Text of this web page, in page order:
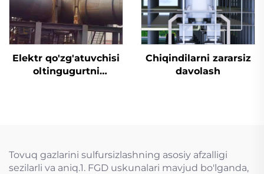
Elektr qo'zg'atuvchisi
oltingugurtni
Chiqindilarni zararsiz
davolash
Tovuq gazlarini sulfursizlashning asosiy afzalligi
sezilarli va aniq.1. FGD uskunalari mavjud bo'lganda,